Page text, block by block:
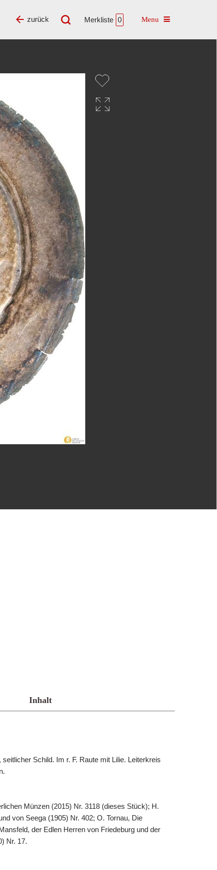
Merkliste 0 Toggle navigation
zurück
Inhalt
Schild. Im r. F. Raute mit Lilie. Leiterkreis
Münzen (2015) Nr. 3118 (dieses Stück); H.
von Seega (1905) Nr. 402; O. Tornau, Die
der Edlen Herren von Friedeburg und der
Nr. 17.